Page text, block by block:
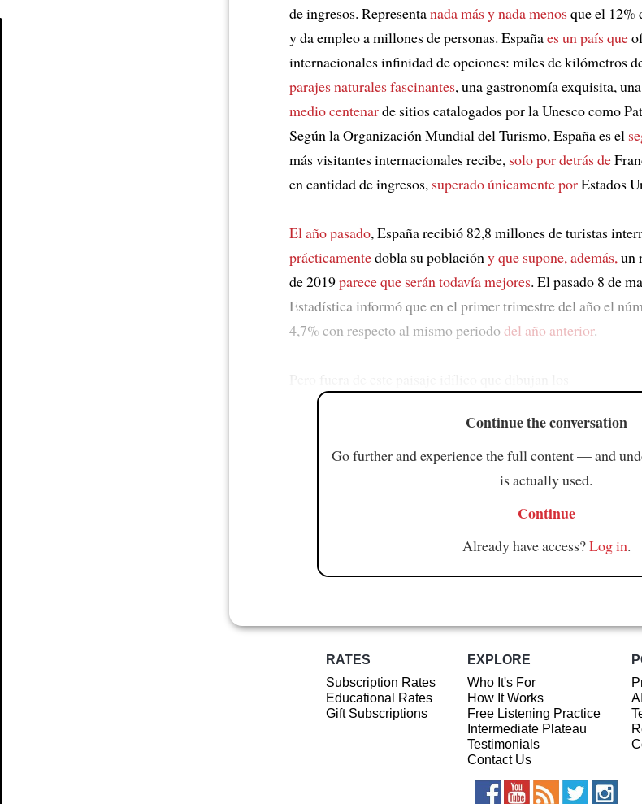
de ingresos. Representanada más y nada menosque el 12%
y da empleo a millones de personas. Españaes un país que
internacionales infinidad de opciones: miles de kilómetros
parajes naturales fascinantes, una gastronomía exquisita,
medio centenarde sitios catalogados por la Unesco como
Según la Organización Mundial del Turismo, España es el
más visitantes internacionales recibe, solo por detrás de
en cantidad de ingresos, superado únicamente porEstados
El año pasado, España recibió 82,8 millones de turistas
prácticamentedobla su población y que supone, además, un
de 2019parece que serán todavía mejores. El pasado 8 de
Estadística informó que en el primer trimestre del año el
4,7% con respecto al mismo periododel año anterior.
Continue the conversation
Go further and experience the full content — and
is actually used.
Continue
Already have access?Log in.
RATES
Subscription Rates
Educational Rates
Gift Subscriptions
EXPLORE
Who It's For
How It Works
Free Listening Practice
Intermediate Plateau
Testimonials
Contact Us